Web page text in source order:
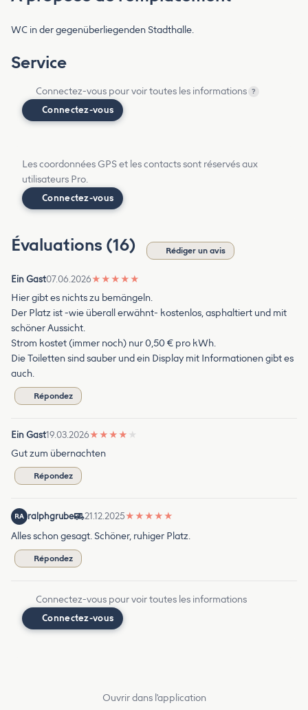
WC in der gegenüberliegenden Stadthalle.
Service
Connectez-vous pour voir toutes les informations ?
Connectez-vous
Les coordonnées GPS et les contacts sont réservés aux
utilisateurs Pro.
Connectez-vous
Évaluations (16) Rédiger un avis
Ein Gast07.06.2026★ ★ ★ ★ ★
Hier gibt es nichts zu bemängeln.
Der Platz ist -wie überall erwähnt- kostenlos, asphaltiert und mit
schöner Aussicht.
Strom kostet (immer noch) nur 0,50 € pro kWh.
Die Toiletten sind sauber und ein Display mit Informationen gibt es
auch.
Répondez
Ein Gast19.03.2026★ ★ ★ ★ ★
Gut zum übernachten
Répondez
RA ralphgrube 21.12.2025★ ★ ★ ★ ★
Alles schon gesagt. Schöner, ruhiger Platz.
Répondez
Connectez-vous pour voir toutes les informations
Connectez-vous
Ouvrir dans l'application